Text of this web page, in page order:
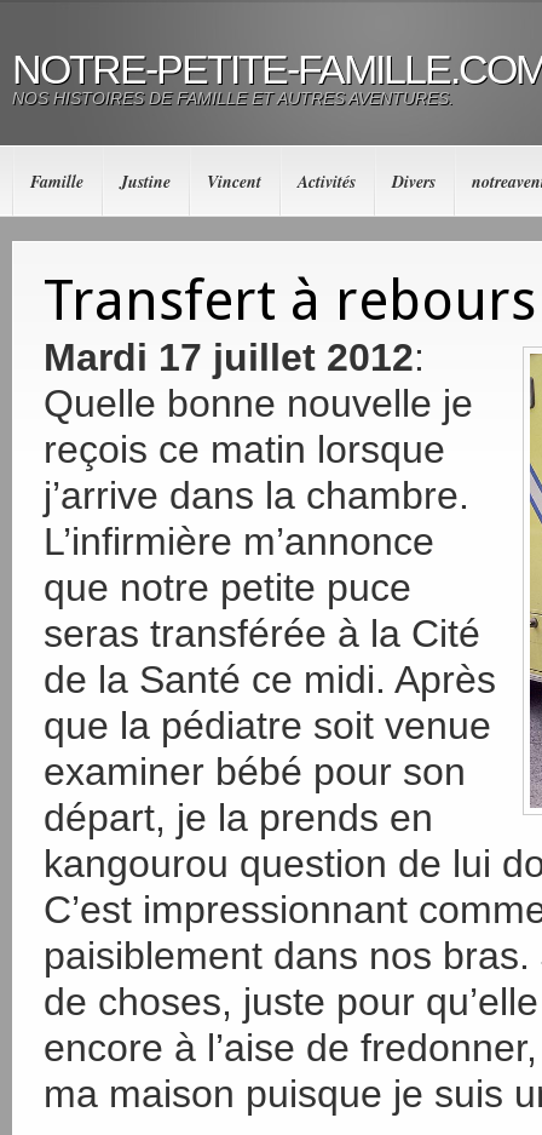
NOTRE-PETITE-
NOS HISTOIRES DE FAMILLE ET AUTRES AVENTURES.
Famille Justine Vincent Activités Divers
Transfert à
Mardi 17 juillet 2012:
Quelle bonne nouvelle je
reçois ce matin lorsque
j’arrive dans la chambre.
L’infirmière m’annonce
que notre petite puce
seras transférée à la Cité
de la Santé ce midi. Après
que la pédiatre soit venue
examiner bébé pour son
départ, je la prends en
kangourou question de lui
C’est impressionnant
paisiblement dans nos
de choses, juste pour
encore à l’aise de
ma maison puisque je suis